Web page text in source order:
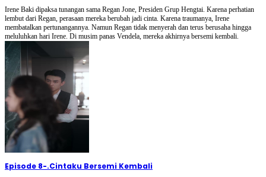
Irene Baki dipaksa tunangan sama Regan Jone, Presiden Grup Hengtai. Karena perhatian
lembut dari Regan, perasaan mereka berubah jadi cinta. Karena traumanya, Irene
membatalkan pertunangannya. Namun Regan tidak menyerah dan terus berusaha hingga
meluluhkan hari Irene. Di musim panas Vendela, mereka akhirnya bersemi kembali.
Episode 8-.Cintaku Bersemi Kembali